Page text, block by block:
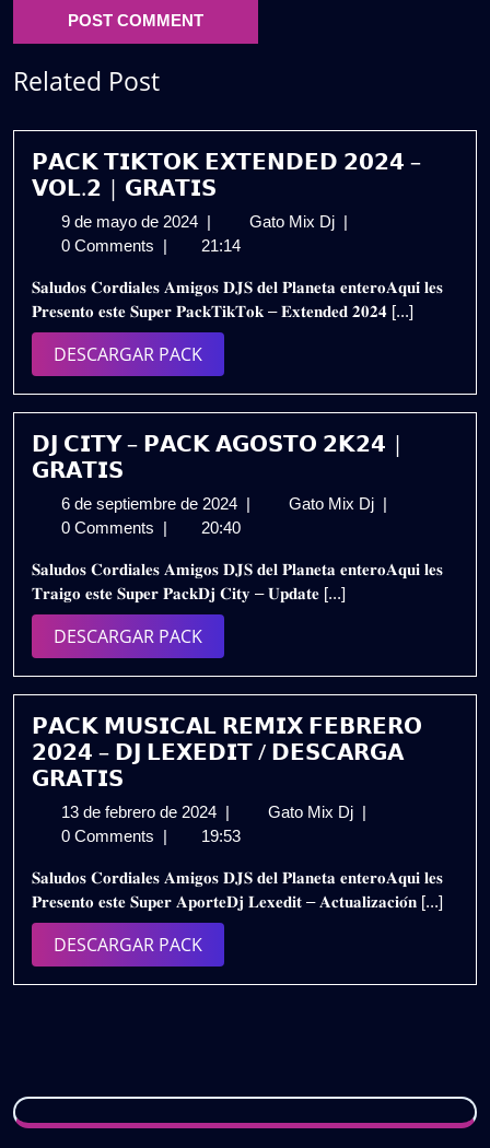
Related Post
𝗣𝗔𝗖𝗞 𝗧𝗜𝗞𝗧𝗢𝗞 𝗘𝗫𝗧𝗘𝗡𝗗𝗘𝗗 𝟮𝟬𝟮𝟰 –
𝗩𝗢𝗟.𝟮 | 𝗚𝗥𝗔𝗧𝗜𝗦
9 de mayo de 2024 9
de
de
2024
| Gato Mix Dj 𝗣𝗔𝗖𝗞
𝟮𝟬𝟮𝟰
–
|
0 Comments | 21:14
𝐒𝐚𝐥𝐮𝐝𝐨𝐬 𝐂𝐨𝐫𝐝𝐢𝐚𝐥𝐞𝐬 𝐀𝐦𝐢𝐠𝐨𝐬 𝐃𝐉𝐒 𝐝𝐞𝐥 𝐏𝐥𝐚𝐧𝐞𝐭𝐚 𝐞𝐧𝐭𝐞𝐫𝐨𝐀𝐪𝐮𝐢́ 𝐥𝐞𝐬
𝐏𝐫𝐞𝐬𝐞𝐧𝐭𝐨 𝐞𝐬𝐭𝐞 𝐒𝐮𝐩𝐞𝐫 𝐏𝐚𝐜𝐤𝐓𝐢𝐤𝐓𝐨𝐤 – 𝐄𝐱𝐭𝐞𝐧𝐝𝐞𝐝 𝟐𝟎𝟐𝟒 [...]
DESCARGAR PACKDESCARGAR
PACK
𝗗𝗝 𝗖𝗜𝗧𝗬 – 𝗣𝗔𝗖𝗞 𝗔𝗚𝗢𝗦𝗧𝗢 𝟮𝗞𝟮𝟰 |
𝗚𝗥𝗔𝗧𝗜𝗦
6 de septiembre de 2024 6
de
de
2024
| Gato Mix Dj 𝗗𝗝
𝗣𝗔𝗖𝗞
|
0 Comments | 20:40
𝐒𝐚𝐥𝐮𝐝𝐨𝐬 𝐂𝐨𝐫𝐝𝐢𝐚𝐥𝐞𝐬 𝐀𝐦𝐢𝐠𝐨𝐬 𝐃𝐉𝐒 𝐝𝐞𝐥 𝐏𝐥𝐚𝐧𝐞𝐭𝐚 𝐞𝐧𝐭𝐞𝐫𝐨𝐀𝐪𝐮𝐢 𝐥𝐞𝐬
𝐓𝐫𝐚𝐢𝐠𝐨 𝐞𝐬𝐭𝐞 𝐒𝐮𝐩𝐞𝐫 𝐏𝐚𝐜𝐤𝐃𝐣 𝐂𝐢𝐭𝐲 – 𝐔𝐩𝐝𝐚𝐭𝐞 [...]
DESCARGAR PACKDESCARGAR
PACK
𝗣𝗔𝗖𝗞 𝗠𝗨𝗦𝗜𝗖𝗔𝗟 𝗥𝗘𝗠𝗜𝗫 𝗙𝗘𝗕𝗥𝗘𝗥𝗢
𝟮𝟬𝟮𝟰 – 𝗗𝗝 𝗟𝗘𝗫𝗘𝗗𝗜𝗧 / 𝗗𝗘𝗦𝗖𝗔𝗥𝗚𝗔
𝗚𝗥𝗔𝗧𝗜𝗦
13 de febrero de 2024 13
de
de
2024
| Gato Mix Dj 𝗣𝗔𝗖𝗞
𝗙𝗘𝗕𝗥𝗘𝗥𝗢
𝟮𝟬𝟮𝟰
|
0 Comments | 19:53
𝐒𝐚𝐥𝐮𝐝𝐨𝐬 𝐂𝐨𝐫𝐝𝐢𝐚𝐥𝐞𝐬 𝐀𝐦𝐢𝐠𝐨𝐬 𝐃𝐉𝐒 𝐝𝐞𝐥 𝐏𝐥𝐚𝐧𝐞𝐭𝐚 𝐞𝐧𝐭𝐞𝐫𝐨𝐀𝐪𝐮𝐢 𝐥𝐞𝐬
𝐏𝐫𝐞𝐬𝐞𝐧𝐭𝐨 𝐞𝐬𝐭𝐞 𝐒𝐮𝐩𝐞𝐫 𝐀𝐩𝐨𝐫𝐭𝐞𝐃𝐣 𝐋𝐞𝐱𝐞𝐝𝐢𝐭 – 𝐀𝐜𝐭𝐮𝐚𝐥𝐢𝐳𝐚𝐜𝐢𝐨́𝐧 [...]
DESCARGAR PACKDESCARGAR
PACK